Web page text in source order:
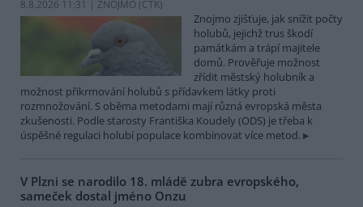
8.8.2026 11:31 | ZNOJMO (ČTK)
Znojmo zjišťuje, jak snížit počty
holubů, jejichž trus škodí
památkám a trápí majitele
domů. Prověřuje možnost
zřídit městský holubník a
možnost přikrmování holubů s přídavkem látky proti
rozmnožování. S oběma metodami mají různá evropská města
zkušenosti. Podle starosty Františka Koudely (ODS) je třeba k
úspěšné regulaci holubí populace kombinovat více metod.
V Plzni se narodilo 18. mládě zubra evropského,
sameček dostal jméno Onzu